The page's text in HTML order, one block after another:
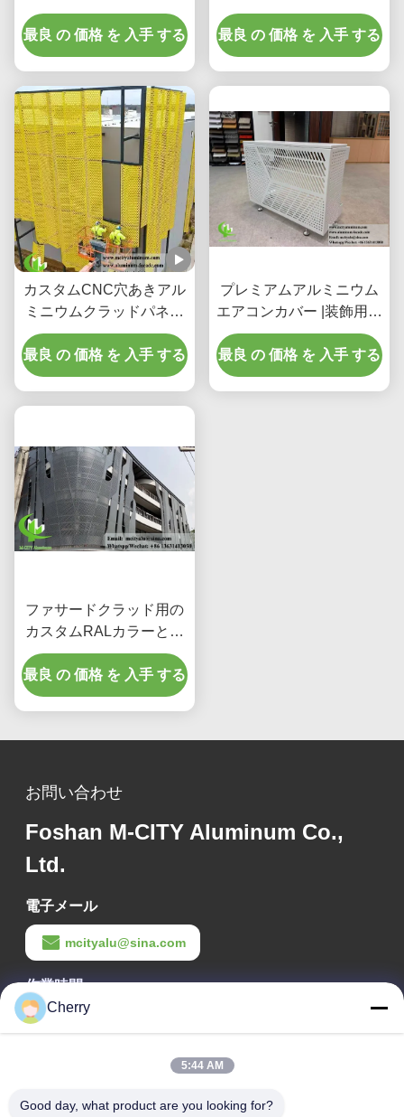
ルミウム フラード コーテ
ィング & スクリーン パネ
ル
最良 の 価格 を 入手 する
井システム、統合LEDハ
ウジングおよびCNCレー
ザーカットパターン付き
最良 の 価格 を 入手 する
カスタムCNC穴あきアル
ミニウムクラッドパネル
(3003 H14/H24合金、
PVDFコーティング、フ
ァサード用)
最良 の 価格 を 入手 する
プレミアムアルミニウム
エアコンカバー |装飾用保
護スクリーン
最良 の 価格 を 入手 する
ファサードクラッド用の
カスタムRALカラーとレ
ーザーカットパターンを
備えた粉体塗装パンチン
グアルミニウムパネル
最良 の 価格 を 入手 する
お問い合わせ
Foshan M-CITY Aluminum Co.,
Ltd.
電子メール
mcityalu@sina.com
作業時間
8:00-22:00
ヘグイ工業公園,リシュイ,南海・フォシャン 広東P.R.中国
Cherry
5:44 AM
Good day, what product are you looking for?